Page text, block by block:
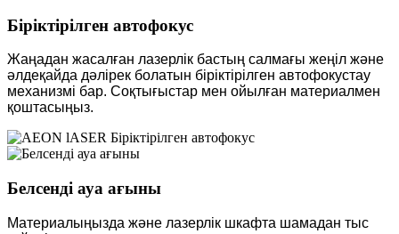
Біріктірілген автофокус
Жаңадан жасалған лазерлік бастың салмағы жеңіл және
әлдеқайда дәлірек болатын біріктірілген автофокустау
механизмі бар. Соқтығыстар мен ойылған материалмен
қоштасыңыз.
Белсенді ауа ағыны
Материалыңызда және лазерлік шкафта шамадан тыс